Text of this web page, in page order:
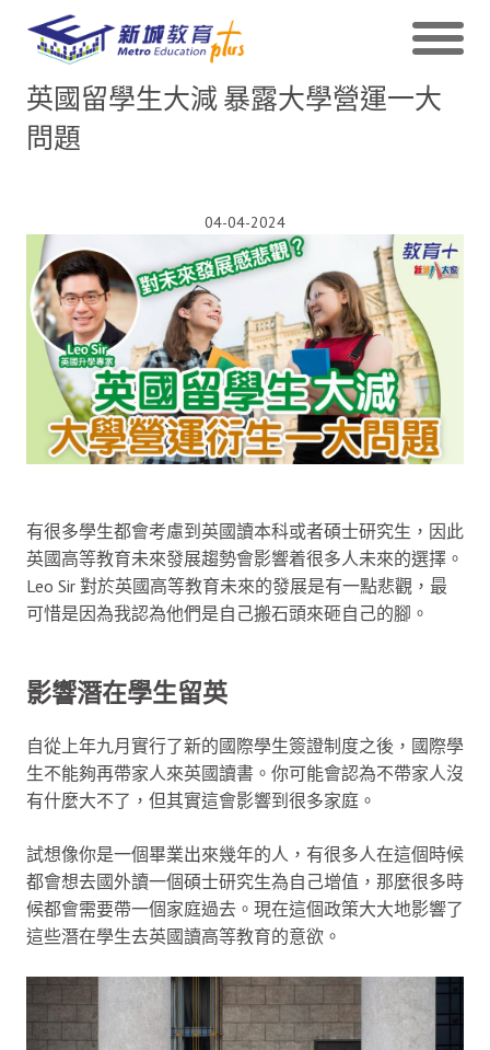
英國留學生大減 暴露大學營運一大
問題
04-04-2024
有很多學生都會考慮到英國讀本科或者碩士研究生，因此
英國高等教育未來發展趨勢會影響着很多人未來的選擇。
Leo Sir 對於英國高等教育未來的發展是有一點悲觀，最
可惜是因為我認為他們是自己搬石頭來砸自己的腳。
影響潛在學生留英
自從上年九月實行了新的國際學生簽證制度之後，國際學
生不能夠再帶家人來英國讀書。你可能會認為不帶家人沒
有什麼大不了，但其實這會影響到很多家庭。
試想像你是一個畢業出來幾年的人，有很多人在這個時候
都會想去國外讀一個碩士研究生為自己增值，那麼很多時
候都會需要帶一個家庭過去。現在這個政策大大地影響了
這些潛在學生去英國讀高等教育的意欲。